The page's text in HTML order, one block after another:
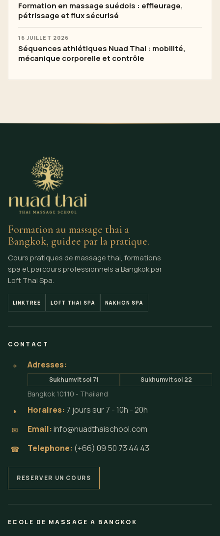
Formation en massage suédois : effleurage,
pétrissage et flux sécurisé
16 JUILLET 2026
Séquences athlétiques Nuad Thai : mobilité,
mécanique corporelle et contrôle
Formation au massage thai a
Bangkok, guidee par la pratique.
Cours pratiques de massage thai, formations
spa et parcours professionnels a Bangkok par
Loft Thai Spa.
LINKTREE LOFT THAI SPA NAKHON SPA
CONTACT
⌖ Adresses:
Sukhumvit soi 71 Sukhumvit soi 22
Bangkok 10110 - Thailand
◗ Horaires: 7 jours sur 7 - 10h - 20h
✉ Email:info@nuadthaischool.com
☎ Telephone: (+66) 09 50 73 44 43
RESERVER UN COURS
ECOLE DE MASSAGE A BANGKOK